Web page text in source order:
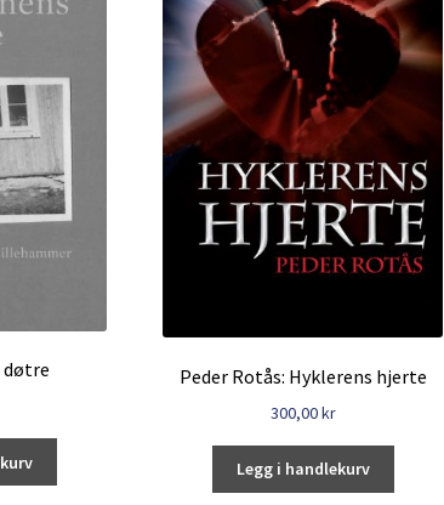
døtre Peder Rotås: Hyklerens hjerte
300,00kr
Legg i handlekurv